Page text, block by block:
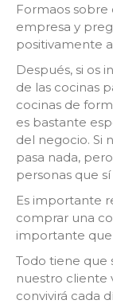
Formaos
empresa y
positivamente
Después, si os
de las cocinas
cocinas de
es bastante
del negocio. Si
pasa nada,
personas que
Es importante
comprar una
importante
Todo tiene que
nuestro cliente
convivirá cada